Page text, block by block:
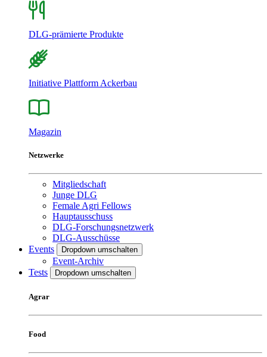
DLG-prämierte Produkte
Initiative Plattform Ackerbau
Magazin
Netzwerke
Mitgliedschaft
Junge DLG
Female Agri Fellows
Hauptausschuss
DLG-Forschungsnetzwerk
DLG-Ausschüsse
Events
Dropdown umschalten
Event-Archiv
Tests
Dropdown umschalten
Agrar
Food